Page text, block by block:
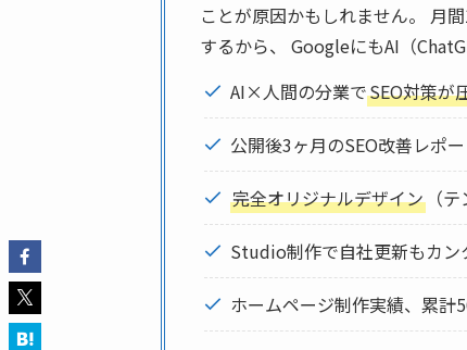
ことが原因かもしれません。 月
するから、 GoogleにもAI（
AI×人間の分業でSEO対策が
公開後3ヶ月のSEO改善レポ
完全オリジナルデザイン （
Studio制作で自社更新もカン
ホームページ制作実績、累計